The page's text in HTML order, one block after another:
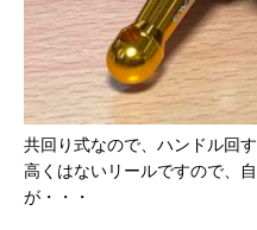
共回り式なので、ハンドル回
高くはないリールですので、
が・・・